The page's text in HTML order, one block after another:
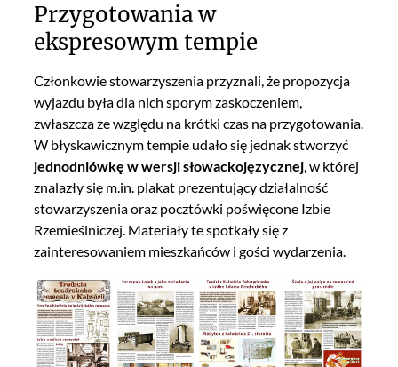
Przygotowania w
ekspresowym tempie
Członkowie stowarzyszenia przyznali, że propozycja
wyjazdu była dla nich sporym zaskoczeniem,
zwłaszcza ze względu na krótki czas na przygotowania.
W błyskawicznym tempie udało się jednak stworzyć
jednodniówkę w wersji słowackojęzycznej, w której
znalazły się m.in. plakat prezentujący działalność
stowarzyszenia oraz pocztówki poświęcone Izbie
Rzemieślniczej. Materiały te spotkały się z
zainteresowaniem mieszkańców i gości wydarzenia.